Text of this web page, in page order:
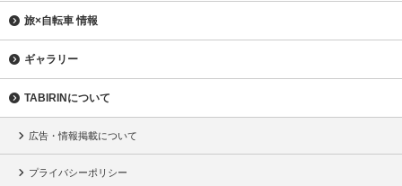
旅×自転車 情報
ギャラリー
TABIRINについて
広告・情報掲載について
プライバシーポリシー